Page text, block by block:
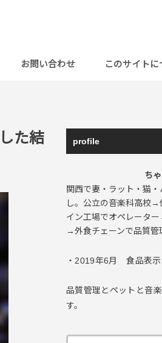
お問い合わせ このサイトに
た結
profile
ち
関西で妻・ラット・猫
し。公立の音楽科高校
イン工場でオペレータ
→外食チェーンで品質管
・2019年6月 食品表示
品質管理とペットと音
す。